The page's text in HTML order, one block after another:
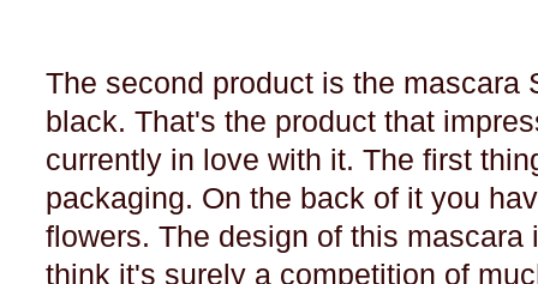
The second product is the mascara
black. That's the product that
currently in love with it. The first
packaging. On the back of it you
flowers. The design of this mascara
think it's surely a competition of